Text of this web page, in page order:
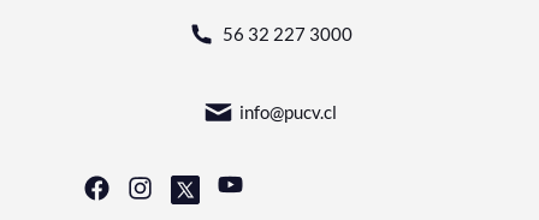
56 32 227 3000
info@pucv.cl